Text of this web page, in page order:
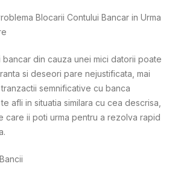
Blocarii Contului Bancar in Urma
din cauza unei mici datorii poate
si deseori pare nejustificata, mai
semnificative cu banca
afli in situatia similara cu cea descrisa,
care ii poti urma pentru a rezolva rapid